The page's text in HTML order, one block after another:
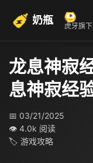
奶瓶 虎牙旗
龙息神寂
息神寂经
📅 03/21/2025
👁 4.0k 阅读
🏷 游戏攻略